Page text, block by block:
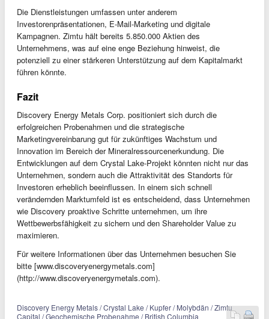
Die Dienstleistungen umfassen unter anderem
Investorenpräsentationen, E-Mail-Marketing und digitale
Kampagnen. Zimtu hält bereits 5.850.000 Aktien des
Unternehmens, was auf eine enge Beziehung hinweist, die
potenziell zu einer stärkeren Unterstützung auf dem Kapitalmarkt
führen könnte.
Fazit
Discovery Energy Metals Corp. positioniert sich durch die
erfolgreichen Probenahmen und die strategische
Marketingvereinbarung gut für zukünftiges Wachstum und
Innovation im Bereich der Mineralressourcenerkundung. Die
Entwicklungen auf dem Crystal Lake-Projekt könnten nicht nur das
Unternehmen, sondern auch die Attraktivität des Standorts für
Investoren erheblich beeinflussen. In einem sich schnell
verändernden Marktumfeld ist es entscheidend, dass Unternehmen
wie Discovery proaktive Schritte unternehmen, um ihre
Wettbewerbsfähigkeit zu sichern und den Shareholder Value zu
maximieren.
Für weitere Informationen über das Unternehmen besuchen Sie
bitte [www.discoveryenergymetals.com]
(http://www.discoveryenergymetals.com).
Discovery Energy Metals / Crystal Lake / Kupfer / Molybdän / Zimtu
Capital / Geochemische Probenahme / British Columbia